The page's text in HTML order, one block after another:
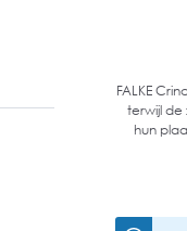
FALKE
terwijl
hun